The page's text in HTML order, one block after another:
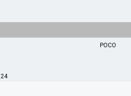
POCO